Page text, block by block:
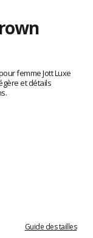
femme Jott Luxe
et détails
Guide des tailles